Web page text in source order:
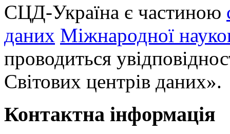
СЦД-Україна є частиною
даних Міжнародної
проводиться
Світових центрів даних».
Контактна інформація